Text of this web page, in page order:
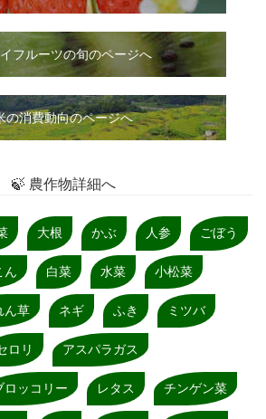
フルーツの旬のページへ
の消費動向のページへ
🍃 農作物詳細へ
大根 かぶ 人参 ごぼう
ん 白菜 水菜 小松菜
ん草 ネギ ふき ミツバ
ロリ アスパラガス
ロッコリー レタス チンゲン菜